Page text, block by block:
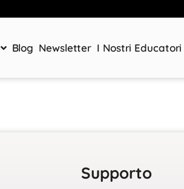
Blog Newsletter I Nostri Educatori
Supporto